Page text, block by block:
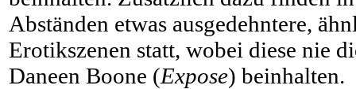
Abständen etwas ausgedehntere,
Erotikszenen statt, wobei diese nie
Daneen Boone (Expose) beinhalten.